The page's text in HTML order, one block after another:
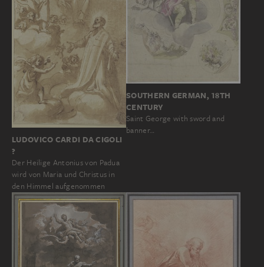
LUDOVICO CARDI DA CIGOLI
?
Der Heilige Antonius von Padua
wird von Maria und Christus in
den Himmel aufgenommen
SOUTHERN GERMAN, 18TH
CENTURY
Saint George with sword and
banner…